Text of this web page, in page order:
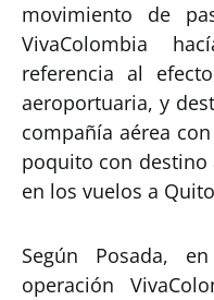
movimiento de
VivaColombia
referencia al
aeroportuaria, y
compañía aérea
poquito con
en los vuelos a
Según Posada,
operación